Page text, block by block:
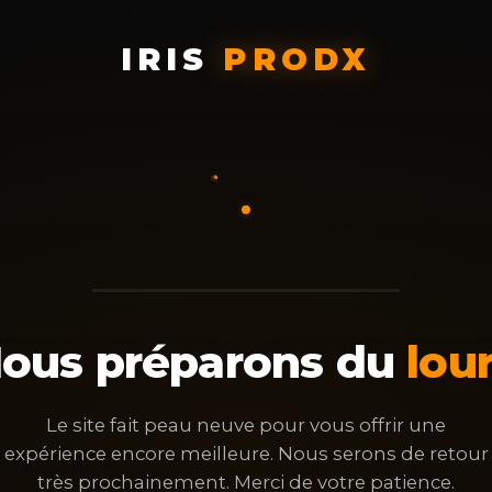
IRIS PRODX
préparons du
Le site fait peau neuve pour vous offrir une
expérience encore meilleure. Nous serons de retour
très prochainement. Merci de votre patience.